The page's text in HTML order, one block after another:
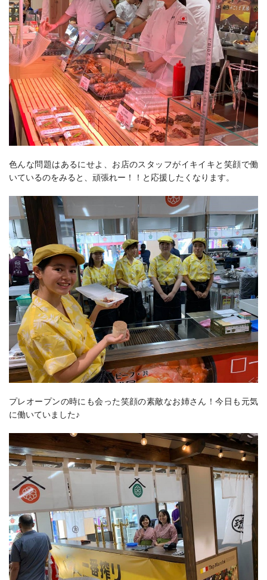
色んな問題はあるにせよ、お店のスタッフがイキイキと笑顔で働
いているのをみると、頑張れー！！と応援したくなります。
プレオープンの時にも会った笑顔の素敵なお姉さん！今日も元気
に働いていました♪